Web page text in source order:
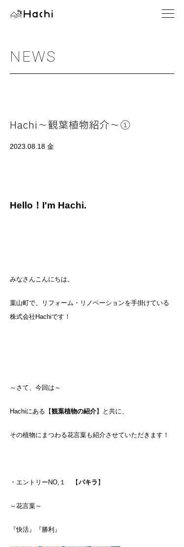
NEWS
Hachi～観葉植物紹介～①
2023.08.18 金
Hello！I'm Hachi.
みなさんこんにちは。
葉山町で、リフォーム・リノベーションを手掛けている
株式会社Hachiです！
～さて、今回は～
Hachiにある【観葉植物の紹介】と共に、
その植物にまつわる花言葉も紹介させていただきます！
・エントリーNO,１ 【パキラ 】
～花言葉～
『快活』『勝利』